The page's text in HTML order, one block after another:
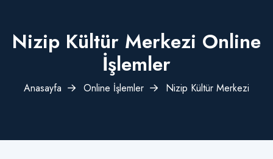
Nizip Kültür Merkezi Online
İşlemler
Anasayfa Online İşlemler Nizip Kültür Merkezi